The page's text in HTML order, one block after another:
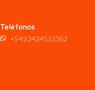
Teléfonos
+5493424533362